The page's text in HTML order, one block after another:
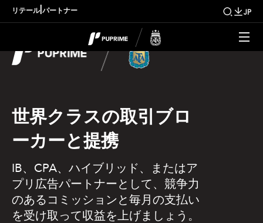
リテール| パートナー JP
世界クラスの取引ブロ
ーカーと提携
IB、CPA、ハイブリッド、またはア
プリ広告パートナーとして、競争力
のあるコミッションと毎月の支払い
を受け取って収益を上げましょう。